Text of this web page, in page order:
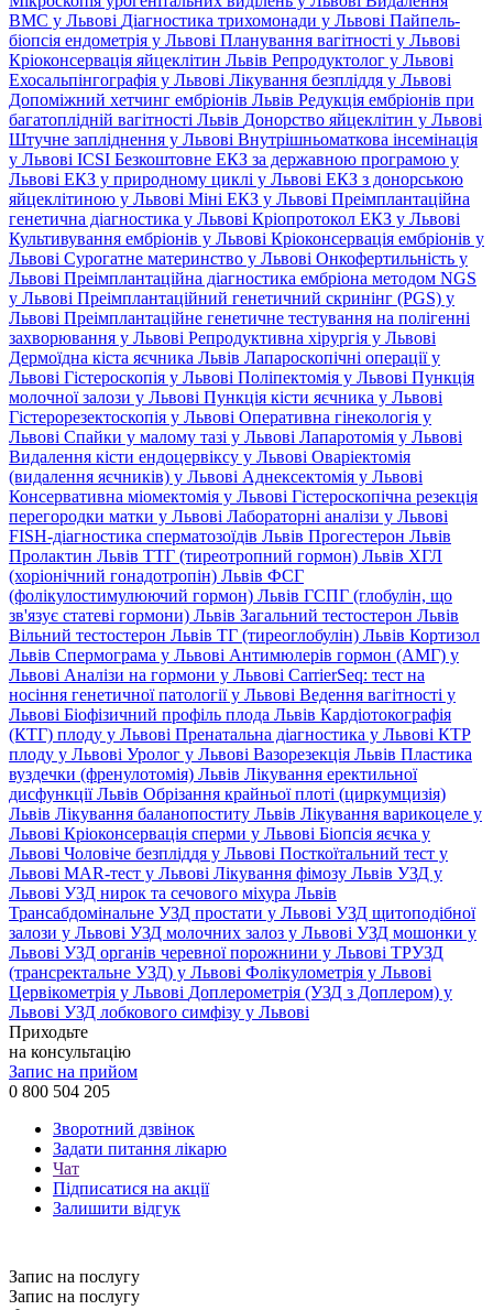
ВМС у Львові Діагностика трихомонади у Львові Пайпель-
біопсія ендометрія у Львові Планування вагітності у Львові
Кріоконсервація яйцеклітин Львів Репродуктолог у Львові
Ехосальпінгографія у Львові Лікування безпліддя у Львові
Допоміжний хетчинг ембріонів Львів Редукція ембріонів при
багатоплідній вагітності Львів Донорство яйцеклітин у Львові
Штучне запліднення у Львові Внутрішньоматкова інсемінація
у Львові ICSI Безкоштовне ЕКЗ за державною програмою у
Львові ЕКЗ у природному циклі у Львові ЕКЗ з донорською
яйцеклітиною у Львові Міні ЕКЗ у Львові Преімплантаційна
генетична діагностика у Львові Кріопротокол ЕКЗ у Львові
Культивування ембріонів у Львові Кріоконсервація ембріонів у
Львові Сурогатне материнство у Львові Онкофертильність у
Львові Преімплантаційна діагностика ембріона методом NGS
у Львові Преімплантаційний генетичний скринінг (PGS) у
Львові Преімплантаційне генетичне тестування на полігенні
захворювання у Львові Репродуктивна хірургія у Львові
Дермоїдна кіста яєчника Львів Лапароскопічні операції у
Львові Гістероскопія у Львові Поліпектомія у Львові Пункція
молочної залози у Львові Пункція кісти яєчника у Львові
Гістерорезектоскопія у Львові Оперативна гінекологія у
Львові Спайки у малому тазі у Львові Лапаротомія у Львові
Видалення кісти ендоцервіксу у Львові Оваріектомія
(видалення яєчників) у Львові Аднексектомія у Львові
Консервативна міомектомія у Львові Гістероскопічна резекція
перегородки матки у Львові Лабораторні аналізи у Львові
FISH-діагностика сперматозоїдів Львів Прогестерон Львів
Пролактин Львів ТТГ (тиреотропний гормон) Львів ХГЛ
(хоріонічний гонадотропін) Львів ФСГ
(фолікулостимулюючий гормон) Львів ГСПГ (глобулін, що
зв'язує статеві гормони) Львів Загальний тестостерон Львів
Вільний тестостерон Львів ТГ (тиреоглобулін) Львів Кортизол
Львів Спермограма у Львові Антимюлерів гормон (АМГ) у
Львові Аналізи на гормони у Львові CarrierSeq: тест на
носіння генетичної патології у Львові Ведення вагітності у
Львові Біофізичний профіль плода Львів Кардіотокографія
(КТГ) плоду у Львові Пренатальна діагностика у Львові КТР
плоду у Львові Уролог у Львові Вазорезекція Львів Пластика
вуздечки (френулотомія) Львів Лікування еректильної
дисфункції Львів Обрізання крайньої плоті (циркумцизія)
Львів Лікування баланопоститу Львів Лікування варикоцеле у
Львові Кріоконсервація сперми у Львові Біопсія яєчка у
Львові Чоловіче безпліддя у Львові Посткоїтальний тест у
Львові MAR-тест у Львові Лікування фімозу Львів УЗД у
Львові УЗД нирок та сечового міхура Львів
Трансабдомінальне УЗД простати у Львові УЗД щитоподібної
залози у Львові УЗД молочних залоз у Львові УЗД мошонки у
Львові УЗД органів черевної порожнини у Львові ТРУЗД
(трансректальне УЗД) у Львові Фолікулометрія у Львові
Цервікометрія у Львові Доплерометрія (УЗД з Доплером) у
Львові УЗД лобкового симфізу у Львові
Приходьте
на консультацію
Запис на прийом
0 800 504 205
Зворотний дзвінок
Задати питання лікарю
Чат
Підписатися на акції
Залишити відгук
Запис на послугу
Запис на послугу